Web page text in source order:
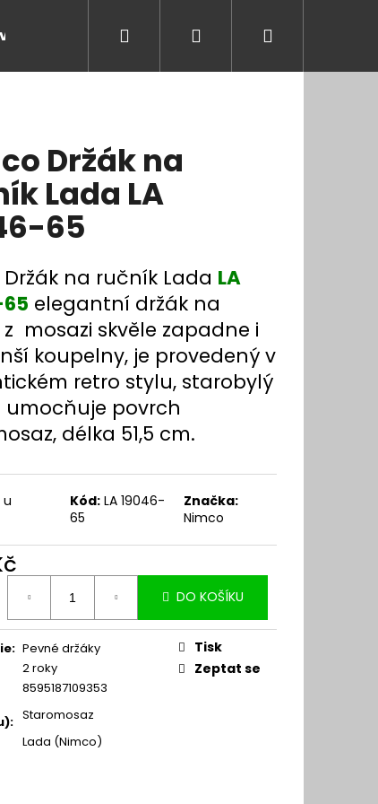
a zárubně Kontakt Blog
Přihlášení
Držák na
Lada LA
65
Držák na ručník Lada LA
elegantní držák na
mosazi skvěle zapadne i
koupelny, je provedený v
retro stylu, starobylý
umocňuje povrch
délka 51,5 cm.
u
Kód: LA 19046-
65
Značka:
Nimco
DO KOŠÍKU
: Pevné držáky
2 roky
8595187109353
: Staromosaz
Lada (Nimco)
Tisk
Zeptat se